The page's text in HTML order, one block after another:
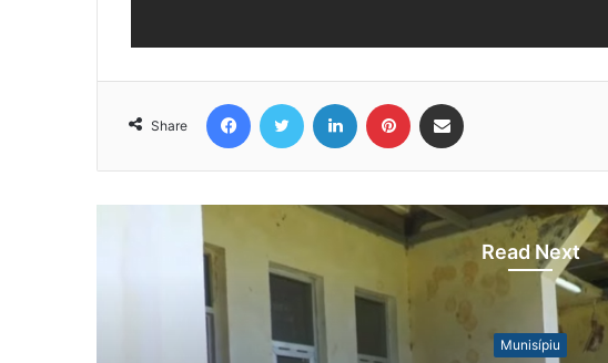
Share
Read Next
Munisípiu